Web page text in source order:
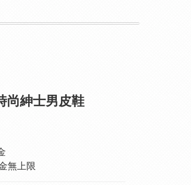
尚紳士男皮鞋
無上限